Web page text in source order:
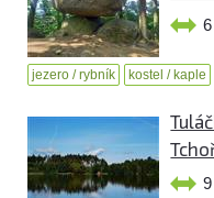
jezero / rybník kostel / kaple